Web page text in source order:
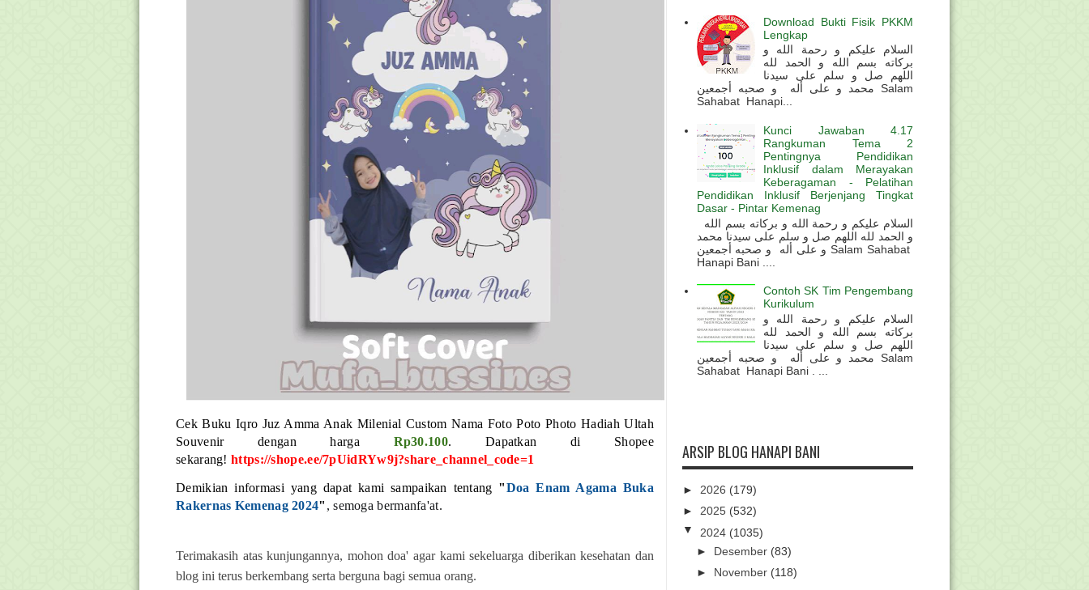
Cek Buku Iqro Juz Amma Anak Milenial Custom Nama Foto Poto Photo Hadiah Ultah
Souvenir dengan harga Rp30.100. Dapatkan di Shopee
sekarang! https://shope.ee/7pUidRYw9j?share_channel_code=1
Demikian informasi yang dapat kami sampaikan tentang "Doa Enam Agama Buka
Rakernas Kemenag 2024" , semoga bermanfa'at.
Terimakasih atas kunjungannya, mohon doa' agar kami sekeluarga diberikan kesehatan dan
blog ini terus berkembang serta berguna bagi semua orang.
Download Bukti Fisik PKKM
Lengkap
السلام عليكم و رحمة الله و
بركاته بسم الله و الحمد لله
اللهم صل و سلم على سيدنا
محمد و على أله و صحبه أجمعين Salam
Sahabat Hanapi...
Kunci Jawaban 4.17
Rangkuman Tema 2
Pentingnya Pendidikan
Inklusif dalam Merayakan
Keberagaman - Pelatihan
Pendidikan Inklusif Berjenjang Tingkat
Dasar - Pintar Kemenag
و الحمد لله اللهم صل و سلم على سيدنا محمد
و على أله و صحبه أجمعين Salam Sahabat
Hanapi Bani ....
Contoh SK Tim Pengembang
Kurikulum
السلام عليكم و رحمة الله و
بركاته بسم الله و الحمد لله
اللهم صل و سلم على سيدنا
محمد و على أله و صحبه أجمعين Salam
Sahabat Hanapi Bani . ...
ARSIP BLOG HANAPI BANI
► 2026 (179)
► 2025 (532)
▼ 2024 (1035)
► Desember (83)
► November (118)